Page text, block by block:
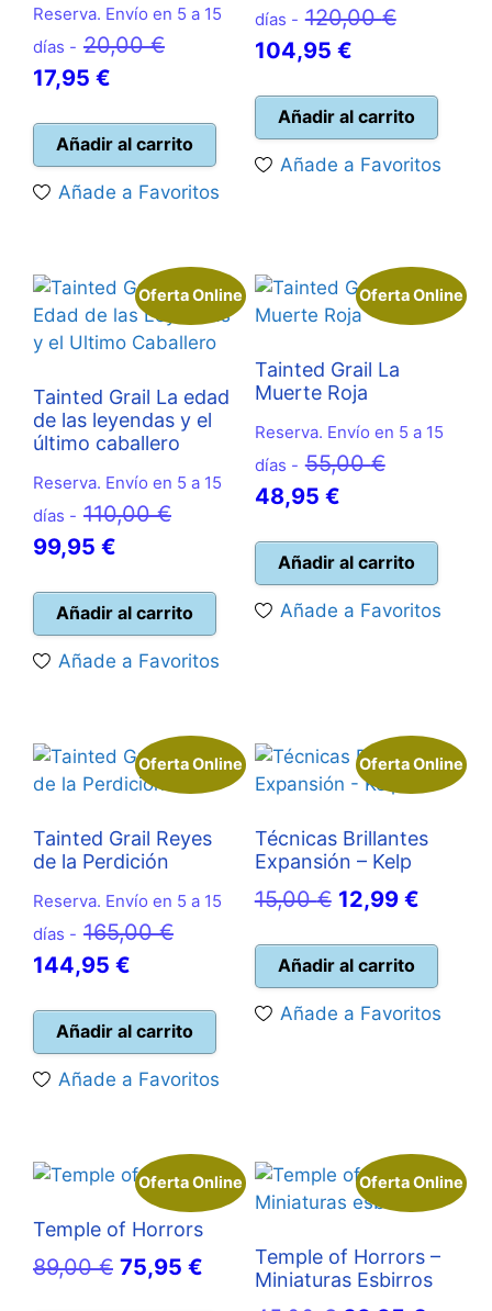
Reserva. Envío en 5 a 15
días - 20,00€El
era:
17,95 €
actual
Añadir al carrito
Añade a Favoritos
días - 120,00€El
era:
104,95 €El
actual
Añadir al carrito
Añade a Favoritos
Oferta Online
Tainted Grail La edad
de las leyendas y el
último caballero
Reserva. Envío en 5 a 15
días - 110,00€El
era:
110,00 €.
99,95 €
actual
es:
99,95 €.
Añadir al carrito
Añade a Favoritos
Oferta Online
Tainted Grail La
Muerte Roja
Reserva. Envío en 5 a 15
días - 55,00€El
era:
55,00 €.
48,95 €El
actual
es:
48,95 €.
Añadir al carrito
Añade a Favoritos
Oferta Online
Tainted Grail Reyes
de la Perdición
Reserva. Envío en 5 a 15
días - 165,00€El
era:
165,00 €.
144,95 €
actual
es:
144,95 €.
Añadir al carrito
Añade a Favoritos
Oferta Online
Técnicas Brillantes
Expansión – Kelp
15,00€ El
original
era:
15,00 €.
12,99 €El
es:
12,99
Añadir al carrito
Añade a Favoritos
Oferta Online
Temple of Horrors
89,00€ El
75,95 €
Oferta Online
Temple of Horrors –
Miniaturas Esbirros